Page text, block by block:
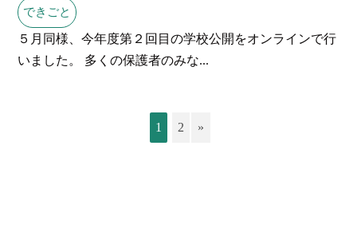
できごと
５月同様、今年度第２回目の学校公開をオンラインで行
いました。 多くの保護者のみな...
1 2 »